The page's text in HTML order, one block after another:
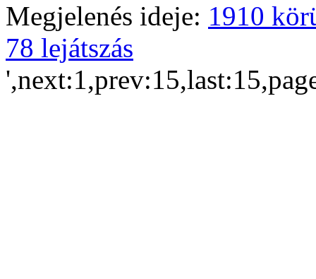
Megjelenés ideje: 1910
78 lejátszás